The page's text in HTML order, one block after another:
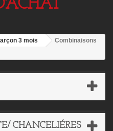
3 mois
Combinaisons
CHANCELIÉRES